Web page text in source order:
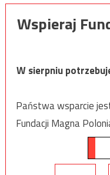
Wspieraj
W sierpniu
Państwa wsparcie
Fundacji Magna